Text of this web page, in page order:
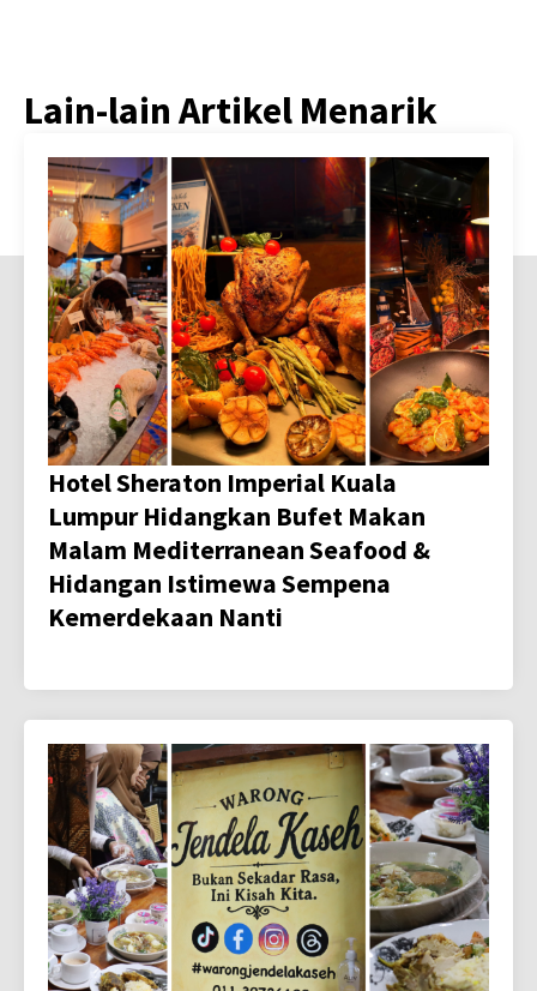
Lain-lain Artikel Menarik
Hotel Sheraton Imperial Kuala
Lumpur Hidangkan Bufet Makan
Malam Mediterranean Seafood &
Hidangan Istimewa Sempena
Kemerdekaan Nanti